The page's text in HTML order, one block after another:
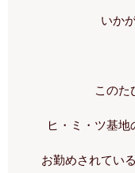
いか
このた
ヒ・ミ・ツ基地
お勤めされてい